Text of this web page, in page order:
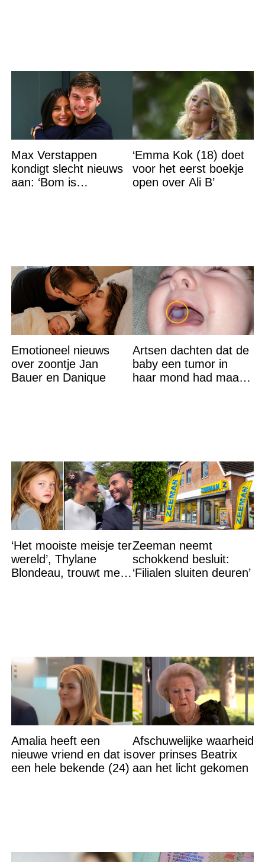
Max Verstappen
kondigt slecht nieuws
aan: ‘Bom is
‘Emma Kok (18) doet
voor het eerst boekje
open over Ali B’
Emotioneel nieuws
over zoontje Jan
Bauer en Danique
Artsen dachten dat de
baby een tumor in
haar mond had maar
‘Het mooiste meisje ter
wereld’, Thylane
Blondeau, trouwt met
Zeeman neemt
schokkend besluit:
‘Filialen sluiten deuren’
Amalia heeft een
nieuwe vriend en dat is
een hele bekende (24)
Afschuwelijke waarheid
over prinses Beatrix
aan het licht gekomen